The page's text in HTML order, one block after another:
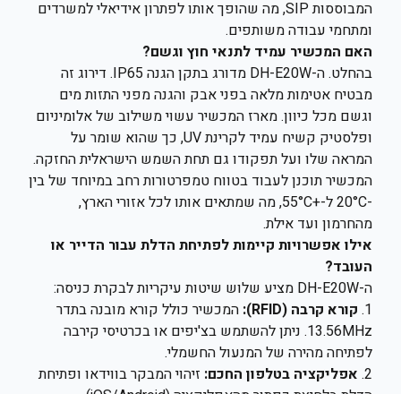
המבוססות SIP, מה שהופך אותו לפתרון אידיאלי למשרדים
ומתחמי עבודה משותפים.
האם המכשיר עמיד לתנאי חוץ וגשם?
בהחלט. ה-DH-E20W מדורג בתקן הגנה IP65. דירוג זה
מבטיח אטימות מלאה בפני אבק והגנה מפני התזות מים
וגשם מכל כיוון. מארז המכשיר עשוי משילוב של אלומיניום
ופלסטיק קשיח עמיד לקרינת UV, כך שהוא שומר על
המראה שלו ועל תפקודו גם תחת השמש הישראלית החזקה.
המכשיר תוכנן לעבוד בטווח טמפרטורות רחב במיוחד של בין
-20°C ל-+55°C, מה שמתאים אותו לכל אזורי הארץ,
מהחרמון ועד אילת.
אילו אפשרויות קיימות לפתיחת הדלת עבור הדייר או
העובד?
ה-DH-E20W מציע שלוש שיטות עיקריות לבקרת כניסה:
1. קורא קרבה (RFID):
המכשיר כולל קורא מובנה בתדר
13.56MHz. ניתן להשתמש בצ'יפים או בכרטיסי קירבה
לפתיחה מהירה של המנעול החשמלי.
2. אפליקציה בטלפון החכם: זיהוי המבקר בווידאו ופתיחת